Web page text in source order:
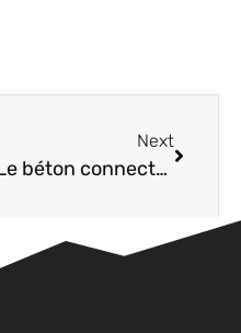
Next
Le béton connecté peut s’adresser à vous – Parution BATIACTU